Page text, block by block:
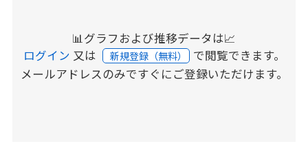
📊グラフおよび推移データは📈
ログイン 又は 新規登録（無料） で閲覧できます。
メールアドレスのみですぐにご登録いただけます。